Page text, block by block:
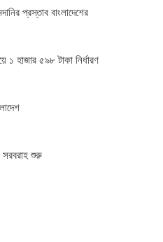
প্রস্তাব বাংলাদেশের
১ হাজার ৫৯৮ টাকা নির্ধারণ
সরবরাহ শুরু